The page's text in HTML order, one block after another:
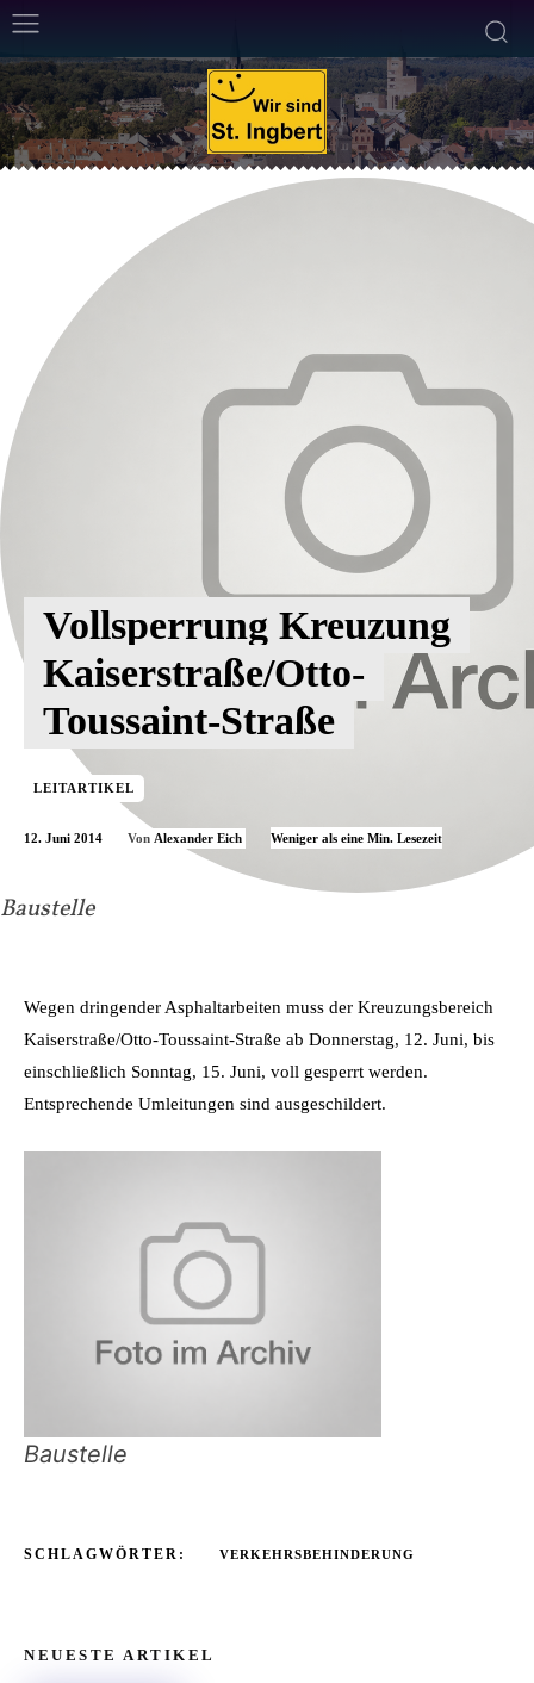
Baustelle
Vollsperrung Kreuzung
Kaiserstraße/Otto-
Toussaint-Straße
LEITARTIKEL
12. Juni 2014 Von Alexander Eich Weniger als eine Min. Lesezeit
Wegen dringender Asphaltarbeiten muss der Kreuzungsbereich
Kaiserstraße/Otto-Toussaint-Straße ab Donnerstag, 12. Juni, bis
einschließlich Sonntag, 15. Juni, voll gesperrt werden.
Entsprechende Umleitungen sind ausgeschildert.
Baustelle
SCHLAGWÖRTER: VERKEHRSBEHINDERUNG
NEUESTE ARTIKEL